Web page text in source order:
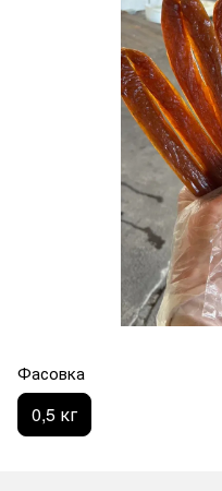
Фасовка
0,5 кг